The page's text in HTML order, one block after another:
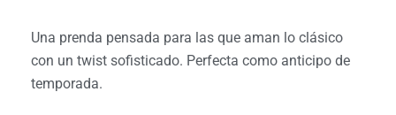
Una prenda pensada para las que aman lo clásico
con un twist sofisticado. Perfecta como anticipo de
temporada.